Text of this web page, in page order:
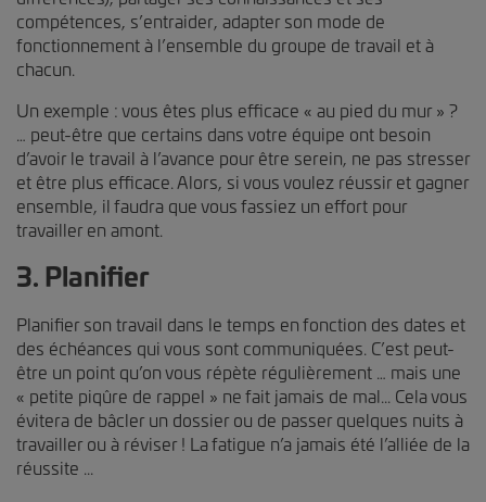
compétences, s’entraider, adapter son mode de
fonctionnement à l’ensemble du groupe de travail et à
chacun.
Un exemple : vous êtes plus efficace « au pied du mur » ?
… peut-être que certains dans votre équipe ont besoin
d’avoir le travail à l’avance pour être serein, ne pas stresser
et être plus efficace. Alors, si vous voulez réussir et gagner
ensemble, il faudra que vous fassiez un effort pour
travailler en amont.
3. Planifier
Planifier son travail dans le temps en fonction des dates et
des échéances qui vous sont communiquées. C’est peut-
être un point qu’on vous répète régulièrement … mais une
« petite piqûre de rappel » ne fait jamais de mal... Cela vous
évitera de bâcler un dossier ou de passer quelques nuits à
travailler ou à réviser ! La fatigue n’a jamais été l’alliée de la
réussite ...